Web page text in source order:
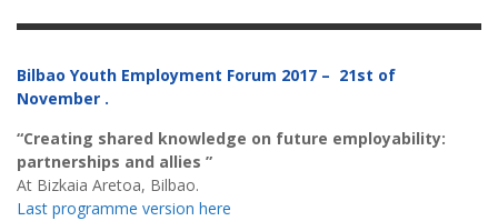
Bilbao Youth Employment Forum 2017 – 21st of
November .
“Creating shared knowledge on future employability:
partnerships and allies ”
At Bizkaia Aretoa, Bilbao.
Last programme version here